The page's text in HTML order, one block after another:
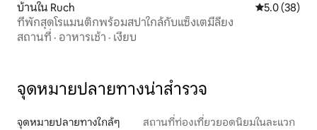
บ้านใน Ruch คะแนนเฉลี่ย
5.0 (38)
ที่พักสุดโรแมนติกพร้อมสปาใกล้กับแซ็งเตมีลียง
สถานที่ · อาหารเช้า · เงียบ
จุดหมายปลายทางน่าสำรวจ
จุดหมายปลายทางใกล้ๆ สถานที่ท่องเที่ยวยอดนิยมในละแวก